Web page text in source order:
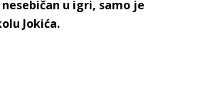
u igri, samo je
Jokića.